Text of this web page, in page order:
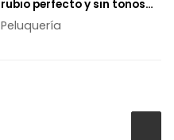
rubio perfecto y sin tonos
anaranjados
Peluquería